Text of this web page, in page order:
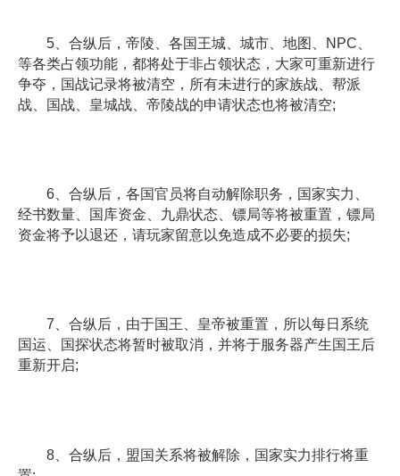
5、合纵后，帝陵、各国王城、城市、地图、NPC、
等各类占领功能，都将处于非占领状态，大家可重新进行
争夺，国战记录将被清空，所有未进行的家族战、帮派
战、国战、皇城战、帝陵战的申请状态也将被清空;
6、合纵后，各国官员将自动解除职务，国家实力、
经书数量、国库资金、九鼎状态、镖局等将被重置，镖局
资金将予以退还，请玩家留意以免造成不必要的损失;
7、合纵后，由于国王、皇帝被重置，所以每日系统
国运、国探状态将暂时被取消，并将于服务器产生国王后
重新开启;
8、合纵后，盟国关系将被解除，国家实力排行将重